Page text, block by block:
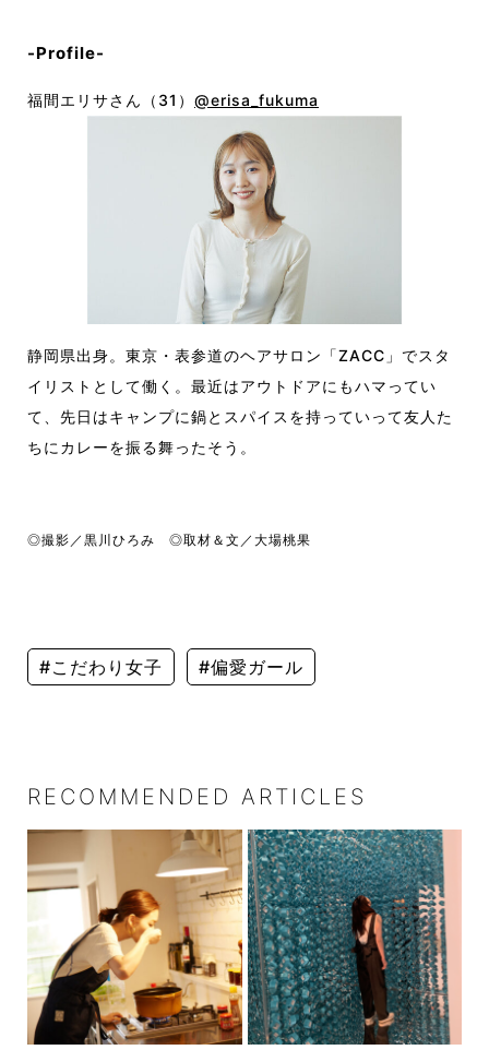
-Profile-
福間エリサさん（31） @erisa_fukuma
静岡県出身。東京・表参道のヘアサロン「ZACC」でスタ
イリストとして働く。最近はアウトドアにもハマってい
て、先日はキャンプに鍋とスパイスを持っていって友人た
ちにカレーを振る舞ったそう。
◎撮影／黒川ひろみ ◎取材＆文／大場桃果
#こだわり女子 #偏愛ガール
RECOMMENDED ARTICLES